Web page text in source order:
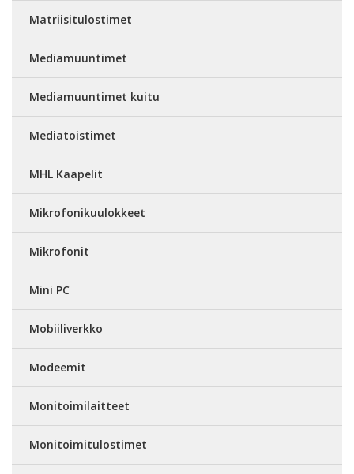
Matriisitulostimet
Mediamuuntimet
Mediamuuntimet kuitu
Mediatoistimet
MHL Kaapelit
Mikrofonikuulokkeet
Mikrofonit
Mini PC
Mobiiliverkko
Modeemit
Monitoimilaitteet
Monitoimitulostimet